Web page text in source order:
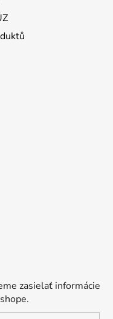
zasielať informácie